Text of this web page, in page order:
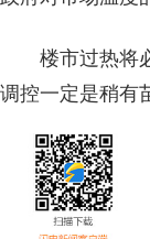
楼市过热将
调控一定是稍有